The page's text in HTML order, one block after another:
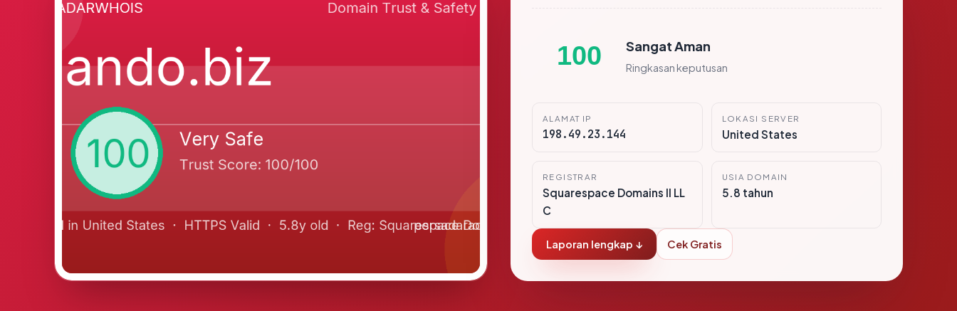
100 Sangat Aman
Ringkasan keputusan
ALAMAT IP
198.49.23.144
LOKASI SERVER
United States
REGISTRAR
Squarespace Domains II LL
C
USIA DOMAIN
5.8 tahun
Laporan lengkap ↓ Cek Gratis